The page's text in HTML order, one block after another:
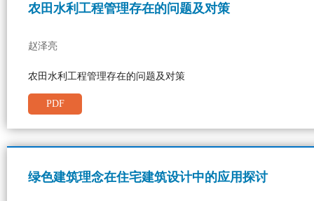
农田水利工程管理存在的问题及对策
赵泽亮
农田水利工程管理存在的问题及对策
PDF
绿色建筑理念在住宅建筑设计中的应用探讨